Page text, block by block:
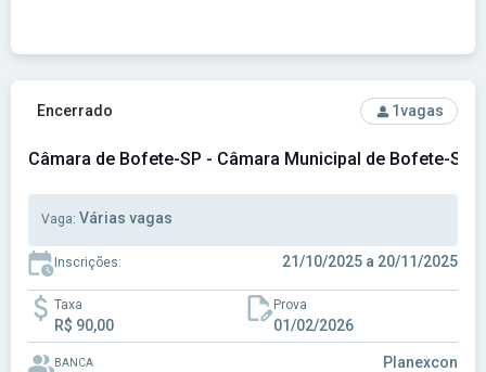
Ver concurso: Câmara de Bofete-SP - Câmara Municipal de
Encerrado 1vagas
Câmara de Bofete-SP - Câmara Municipal de Bofete-SP
Vaga: Várias vagas
Inscrições: 21/10/2025 a 20/11/2025
Taxa
R$ 90,00
Prova
01/02/2026
BANCA Planexcon